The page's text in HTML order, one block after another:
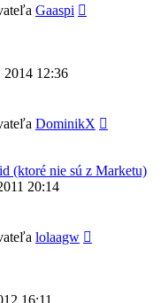
Gaaspi
2014 12:36
DominikX
(ktoré nie sú z Marketu)
20:14
lolaagw
16:11